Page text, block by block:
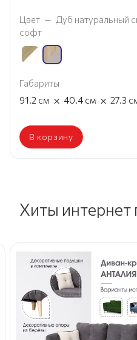
Цвет — Дуб натуральный
софт
Габариты
91.2 см × 40.4 см × 27.3
В корзину
Хиты